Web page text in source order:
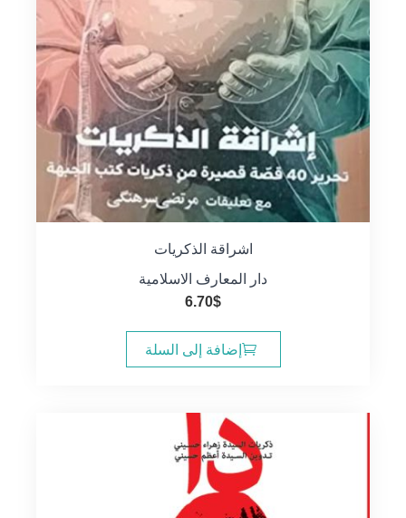
اشراقة الذكريات
دار المعارف الاسلامية
6.70$
إضافة إلى السلة